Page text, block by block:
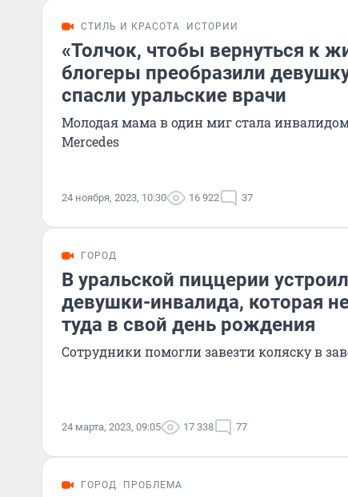
СТИЛЬ И КРАСОТА ИСТОРИИ
«Толчок, чтобы вернуться к
блогеры преобразили
спасли уральские врачи
Молодая мама в один миг стала
Mercedes
24 ноября, 2023, 10:30 16 922 37
ГОРОД
В уральской пиццерии
девушки-инвалида, которая
туда в свой день рождения
Сотрудники помогли завезти коляску в
24 марта, 2023, 09:05 17 338 77
ГОРОД ПРОБЛЕМА